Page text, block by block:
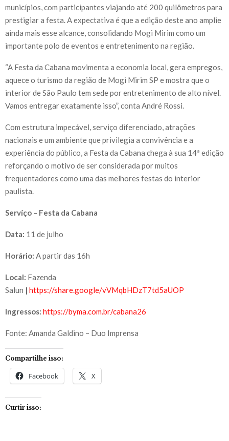
municípios, com participantes viajando até 200 quilômetros para
prestigiar a festa. A expectativa é que a edição deste ano amplie
ainda mais esse alcance, consolidando Mogi Mirim como um
importante polo de eventos e entretenimento na região.
“A Festa da Cabana movimenta a economia local, gera empregos,
aquece o turismo da região de Mogi Mirim SP e mostra que o
interior de São Paulo tem sede por entretenimento de alto nível.
Vamos entregar exatamente isso”, conta André Rossi.
Com estrutura impecável, serviço diferenciado, atrações
nacionais e um ambiente que privilegia a convivência e a
experiência do público, a Festa da Cabana chega à sua 14ª edição
reforçando o motivo de ser considerada por muitos
frequentadores como uma das melhores festas do interior
paulista.
Servíço – Festa da Cabana
Data: 11 de julho
Horário: A partir das 16h
Local: Fazenda
Salun | https://share.google/vVMqbHDzT7td5aUOP
Ingressos: https://byma.com.br/cabana26
Fonte: Amanda Galdino – Duo Imprensa
Compartilhe isso:
Facebook X
Curtir isso: